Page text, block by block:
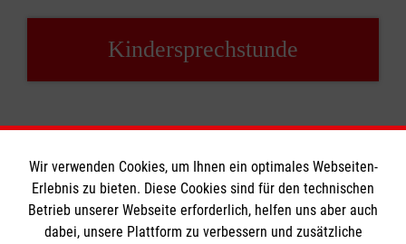
Kindersprechstunde
Informationen
Wir verwenden Cookies, um Ihnen ein optimales Webseiten-
Erlebnis zu bieten. Diese Cookies sind für den technischen
Betrieb unserer Webseite erforderlich, helfen uns aber auch
dabei, unsere Plattform zu verbessern und zusätzliche